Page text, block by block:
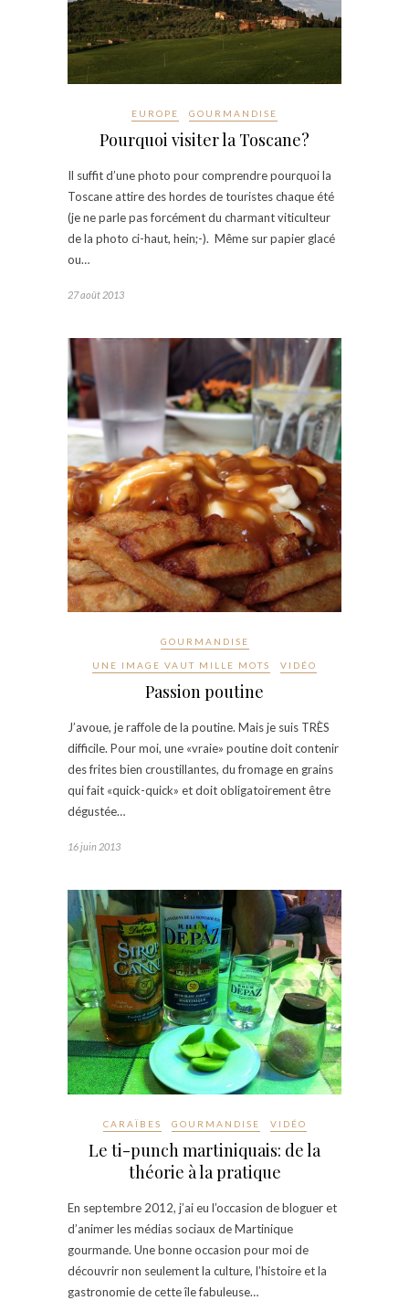
EUROPE GOURMANDISE
Pourquoi visiter la Toscane?
Il suffit d’une photo pour comprendre pourquoi la
Toscane attire des hordes de touristes chaque été
(je ne parle pas forcément du charmant viticulteur
de la photo ci-haut, hein;-). Même sur papier glacé
ou…
27 août 2013
GOURMANDISE
UNE IMAGE VAUT MILLE MOTS VIDÉO
Passion poutine
J’avoue, je raffole de la poutine. Mais je suis TRÈS
difficile. Pour moi, une «vraie» poutine doit contenir
des frites bien croustillantes, du fromage en grains
qui fait «quick-quick» et doit obligatoirement être
dégustée…
16 juin 2013
CARAÏBES GOURMANDISE VIDÉO
Le ti-punch martiniquais: de la
théorie à la pratique
En septembre 2012, j’ai eu l’occasion de bloguer et
d’animer les médias sociaux de Martinique
gourmande. Une bonne occasion pour moi de
découvrir non seulement la culture, l’histoire et la
gastronomie de cette île fabuleuse…